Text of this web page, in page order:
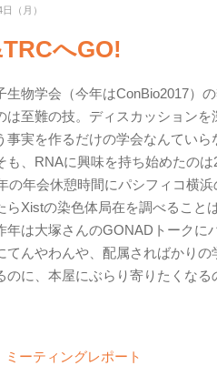
（月）
へGO!
生物学会（今年はConBio2017）
は至難の技。ディスカッション
事実を作るだけの学会なんてい
も、RNAに興味を持ち始めたの
の年会休憩時間にパシフィコ横
らXistの染色体局在を調べること
年は大塚さんのGONADトーク
てんやわんや、配属さればかり
のに、本屋にぶらり寄りたくな
ミーティングレポート